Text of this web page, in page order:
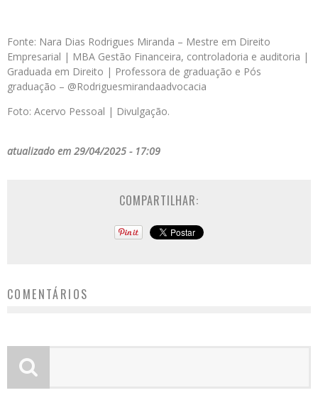
Fonte: Nara Dias Rodrigues Miranda – Mestre em Direito
Empresarial | MBA Gestão Financeira, controladoria e auditoria |
Graduada em Direito | Professora de graduação e Pós
graduação – @Rodriguesmirandaadvocacia
Foto: Acervo Pessoal | Divulgação.
atualizado em 29/04/2025 - 17:09
COMPARTILHAR:
COMENTÁRIOS